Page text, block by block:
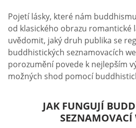
Pojetí lásky, které nám
od klasického obrazu romantické
uvědomit, jaký druh publika se
buddhistických seznamovacích
porozumění povede k nejlepším
možných shod pomocí
JAK FUNGUJÍ
SEZNAMOVACÍ